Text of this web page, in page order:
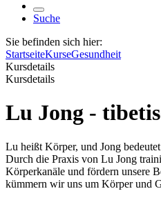
Suche
Sie befinden sich hier:
StartseiteKurseGesundheit
Kursdetails
Kursdetails
Lu Jong -
Lu heißt Körper, und Jong
Durch die Praxis von Lu Jong
Körperkanäle und fördern unsere
kümmern wir uns um Körper und